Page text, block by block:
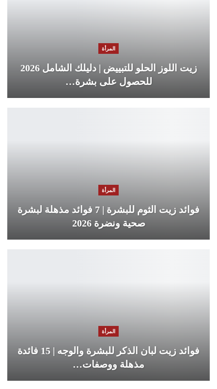
المرأة
زيت اللوز الحلو للتبييض | دليلك الشامل 2026
للحصول على بشرة…
المرأة
فوائد زيت الثوم للبشرة | 7 فوائد مذهلة لبشرة
صحية ونضرة 2026
المرأة
فوائد زيت لبان الذكر للبشرة والوجه | 15 فائدة
مذهلة ووصفات…